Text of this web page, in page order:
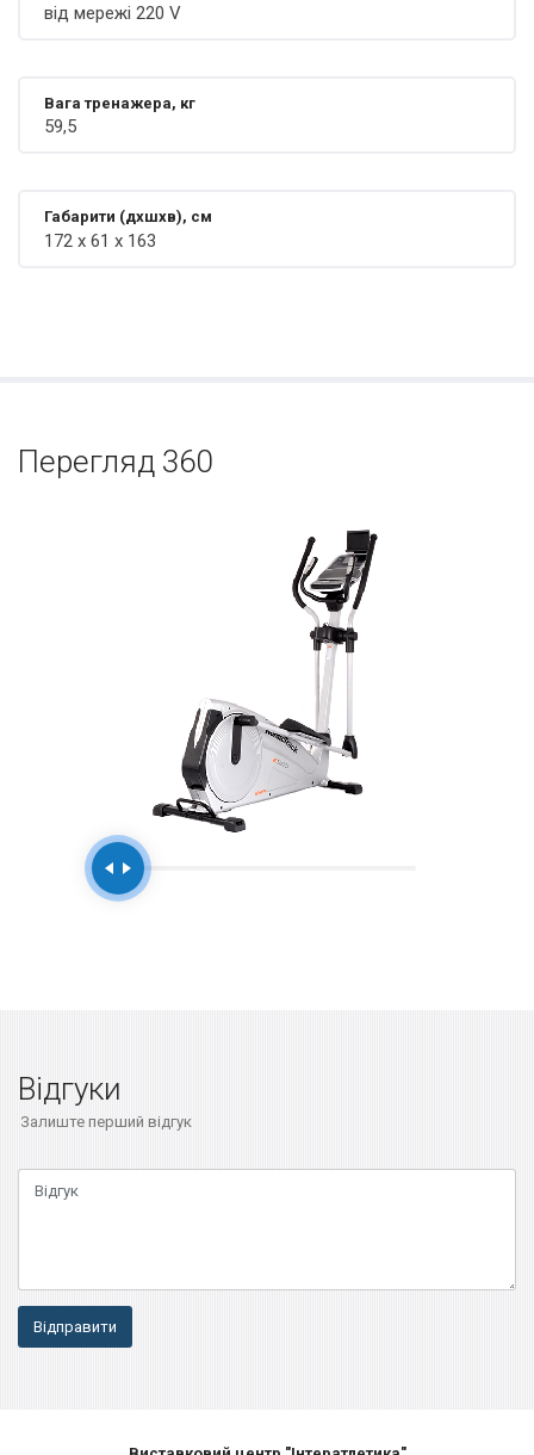
від мережі 220 V
Вага тренажера, кг
59,5
Габарити (дхшхв), см
172 x 61 x 163
Перегляд 360
Handle
Відгуки
Залиште перший відгук
Відправити